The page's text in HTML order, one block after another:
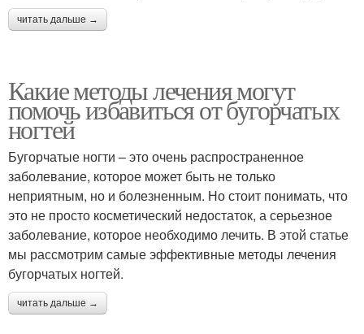
читать дальше →
Какие методы лечения могут
помочь избавиться от бугорчатых
ногтей
Бугорчатые ногти – это очень распространенное
заболевание, которое может быть не только
неприятным, но и болезненным. Но стоит понимать, что
это не просто косметический недостаток, а серьезное
заболевание, которое необходимо лечить. В этой статье
мы рассмотрим самые эффективные методы лечения
бугорчатых ногтей.
читать дальше →